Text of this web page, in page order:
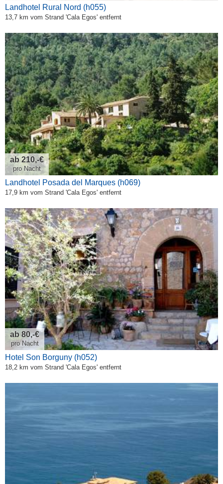
Landhotel Rural Nord (h055)
13,7 km vom Strand 'Cala Egos' entfernt
ab 210,-€
pro Nacht
Landhotel Posada del Marques (h069)
17,9 km vom Strand 'Cala Egos' entfernt
ab 80,-€
pro Nacht
Hotel Son Borguny (h052)
18,2 km vom Strand 'Cala Egos' entfernt